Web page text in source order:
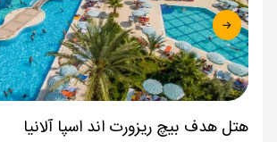
هتل هدف بیچ ریزورت اند اسپا آلانیا